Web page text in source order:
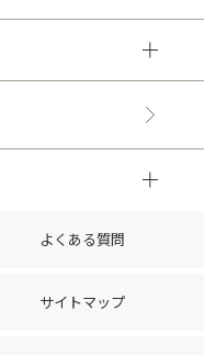
よくある質問
サイトマップ